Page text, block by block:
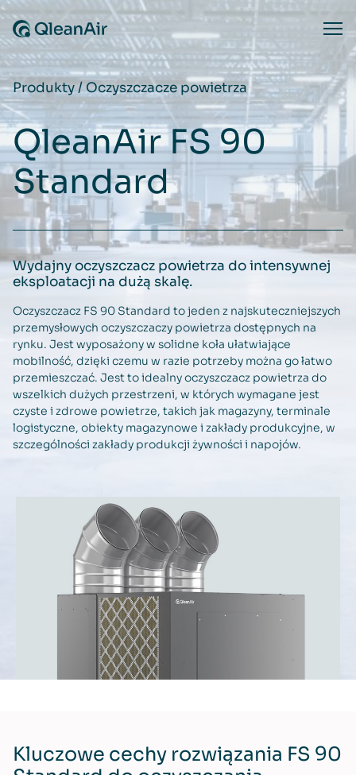
Przejdź do treści
Produkty/Oczyszczacze powietrza
QleanAir FS 90
Standard
Wydajny oczyszczacz powietrza do intensywnej
eksploatacji na dużą skalę.
Oczyszczacz FS 90 Standard to jeden z najskuteczniejszych
przemysłowych oczyszczaczy powietrza dostępnych na
rynku. Jest wyposażony w solidne koła ułatwiające
mobilność, dzięki czemu w razie potrzeby można go łatwo
przemieszczać. Jest to idealny oczyszczacz powietrza do
wszelkich dużych przestrzeni, w których wymagane jest
czyste i zdrowe powietrze, takich jak magazyny, terminale
logistyczne, obiekty magazynowe i zakłady produkcyjne, w
szczególności zakłady produkcji żywności i napojów.
Kluczowe cechy rozwiązania FS 90